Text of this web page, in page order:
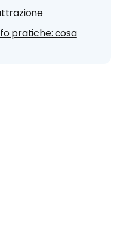
pratiche: cosa